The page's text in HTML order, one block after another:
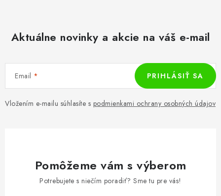
Aktuálne novinky a akcie na váš e-mail
Email
Vložením e-mailu súhlasíte s podmienkami ochrany osobných údajov
PRIHLÁSIŤ SA
Pomôžeme vám s výberom
Potrebujete s niečím poradiť? Sme tu pre vás!